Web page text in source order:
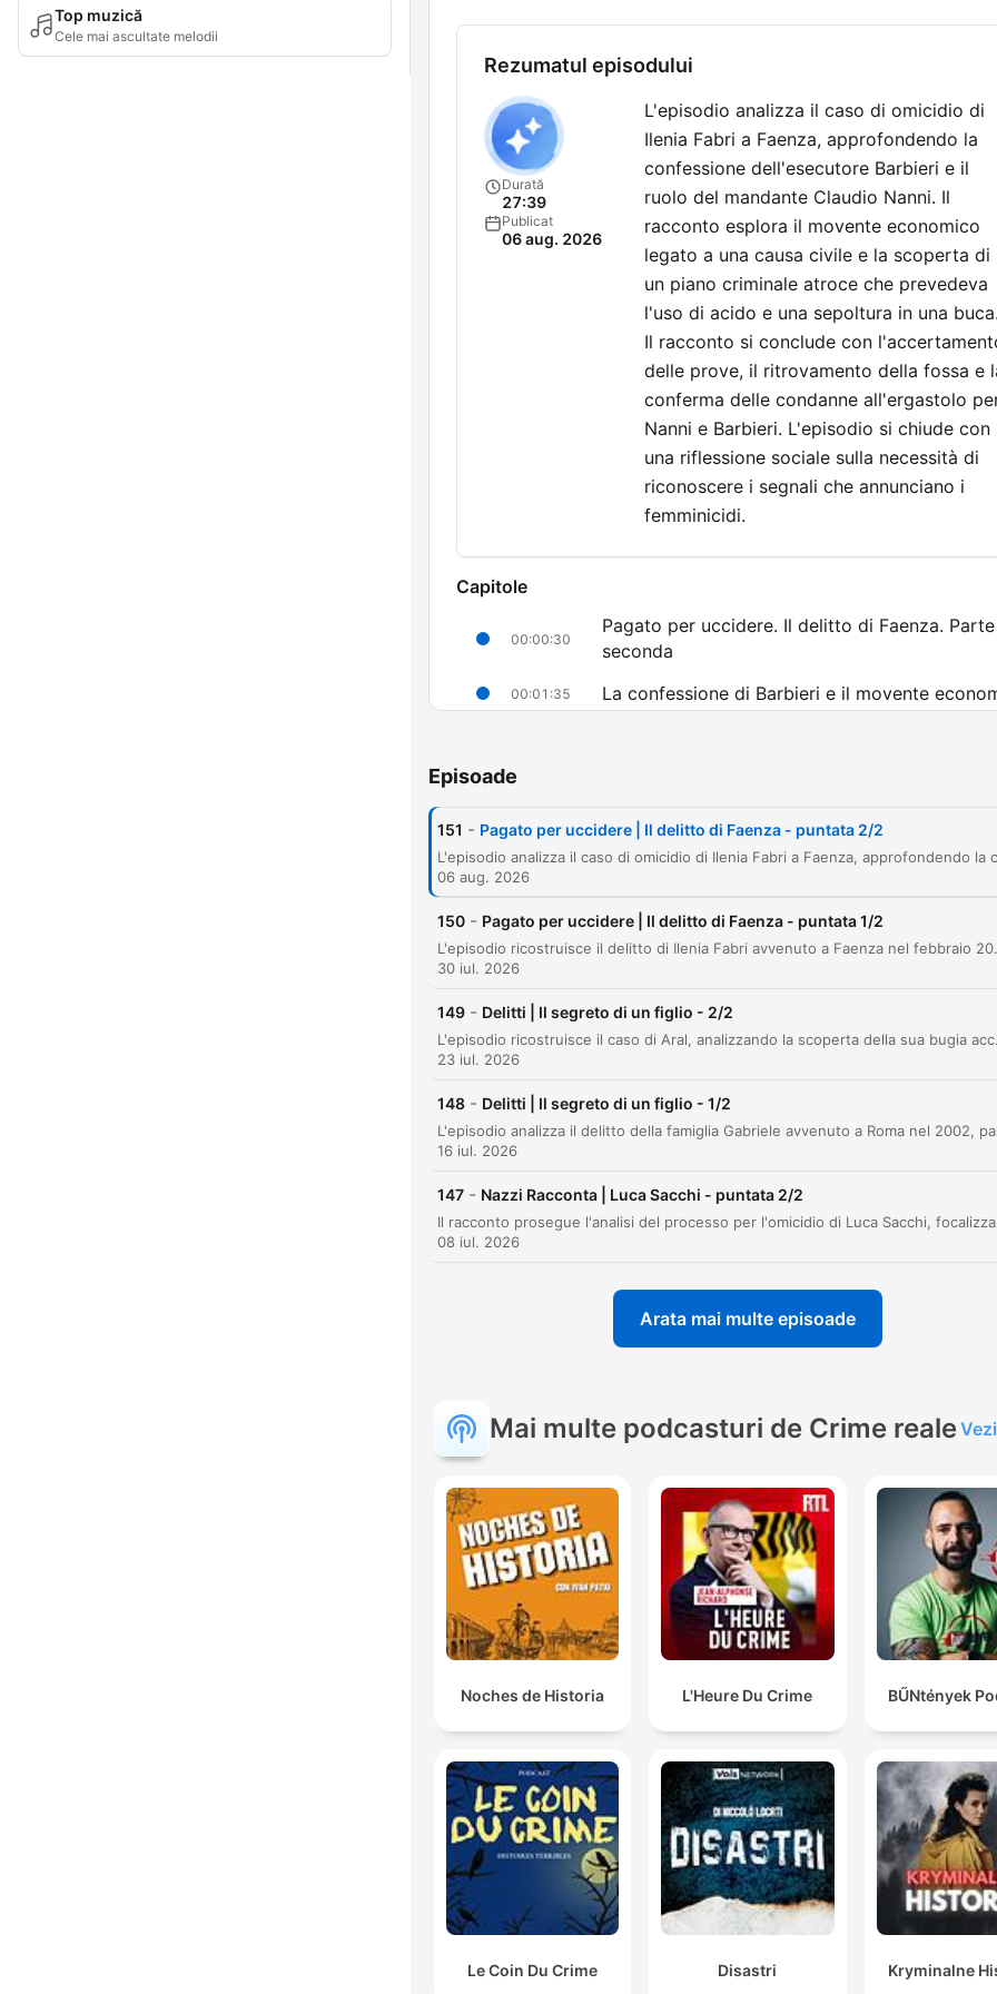
Top muzică
Cele mai ascultate melodii
Francesco Marchi
Giovanna Surace e Andrea
Questo podcast fa parte
dell'universo di VOIS. Per
scoprire di più, segui
su Instagram o visita il sito
https://vois.fm/ — 📩 Per
Collaborazioni o
sales@vois.fm
Rezumatul episodului
Durată
27:39
Publicat
06 aug. 2026
L'episodio analizza il caso di omicidio di
Ilenia Fabri a Faenza, approfondendo la
confessione dell'esecutore Barbieri e il
ruolo del mandante Claudio Nanni. Il
racconto esplora il movente economico
legato a una causa civile e la scoperta di
un piano criminale atroce che prevedeva
l'uso di acido e una sepoltura in una buca.
Il racconto si conclude con
delle prove, il ritrovamento della fossa e
conferma delle condanne all'ergastolo
Nanni e Barbieri. L'episodio si chiude con
una riflessione sociale sulla necessità di
riconoscere i segnali che annunciano i
femminicidi.
Capitole
00:00:30
Pagato per uccidere. Il delitto di Faenza. Parte
seconda
00:01:35 La confessione di Barbieri e il movente
00:12:56
00:17:13
La rivelazione scioccante: il piano del trolley e
dell'acido
00:25:01
Sentenza definitiva e riflessione sui femminicidi
Fă clic pe un capitol pentru a merge direct la acel moment
Momente importante
prodromo, una sorta di sintomo che annuncia ciò che
segnale premonitore di aggressioni fisiche più gravi.
00:05:10 · L'esecutore Barbieri rivela la somma e il premio
promessi da Nanni per compiere l'omicidio.
caricarla in macchina.
00:17:53 · Barbieri descrive il piano originale estremamente
valigia.
La cosa più triste era incrociare lo sguardo di
perché era disperata.
00:21:00 · Una delle amiche di Ilenia descrive il dolore della
che cercava disperatamente di credere nell'innocenza del
violenza che poteva essere evitata attraverso l'ascolto dei
segnali d'allarme.
Episoade
151 - Pagato per uccidere | Il delitto di Faenza - puntata 2/2
06 aug. 2026
150 - Pagato per uccidere | Il delitto di Faenza - puntata 1/2
L'episodio ricostruisce il delitto di Ilenia Fabri avvenuto a Faenza nel
30 iul. 2026
149 - Delitti | Il segreto di un figlio - 2/2
L'episodio ricostruisce il caso di Aral, analizzando la scoperta della
23 iul. 2026
148 - Delitti | Il segreto di un figlio - 1/2
16 iul. 2026
147 - Nazzi Racconta | Luca Sacchi - puntata 2/2
08 iul. 2026
Arata mai multe episoade
Mai multe podcasturi de Crime reale
Noches de Historia L'Heure Du Crime BŰNtények
Le Coin Du Crime Disastri Kryminalne